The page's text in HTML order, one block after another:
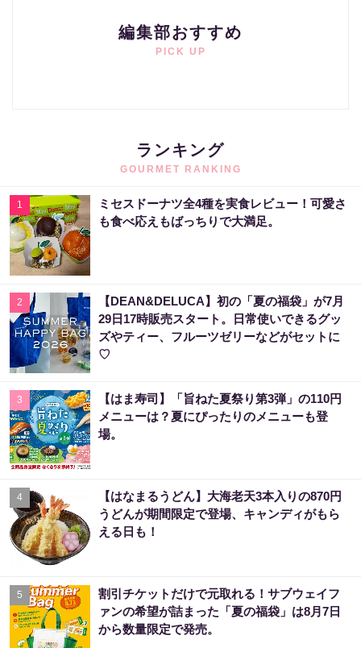
編集部おすすめ
PICK UP
ランキング
GOURMET RANKING
1
ミセスドーナツ全4種を実食レビュー！可愛さ
も食べ応えもばっちりで大満足。
2
【DEAN&DELUCA】初の「夏の福袋」が7月
29日17時販売スタート。日常使いできるグッ
ズやティー、フルーツゼリーなどがセットに
♡
3
【はま寿司】「旨ねた夏祭り第3弾」の110円
メニューは？夏にぴったりのメニューも登
場。
4
【はなまるうどん】大海老天3本入りの870円
うどんが期間限定で登場、キャンディがもら
える日も！
5
割引チケットだけで元取れる！サブウェイフ
ァンの希望が詰まった「夏の福袋」は8月7日
から数量限定で発売。